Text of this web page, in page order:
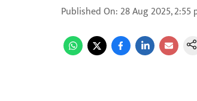
Published On: 28 Aug 2025, 2:55